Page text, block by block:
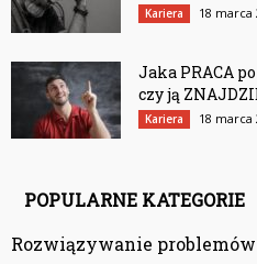
Kariera 18 marca
Jaka PRACA
czy ją
Kariera 18 marca
POPULARNE KATEGORIE
Rozwiązywanie problemów